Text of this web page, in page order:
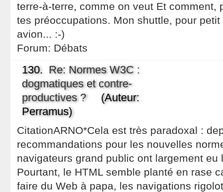
terre-à-terre, comme on veut Et comment,
tes préoccupations. Mon shuttle, pour
avion... :-)
Forum: Débats
130. Re: Normes W3C :
dogmatiques et contre-
productives ?(Auteur:
Perramus)
CitationARNO*Cela est très paradoxal :
recommandations pour les nouvelles
navigateurs grand public ont largement eu
Pourtant, le HTML semble planté en rase
faire du Web à papa, les navigations